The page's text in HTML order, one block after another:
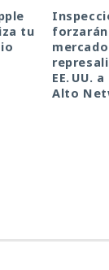
tu
EE. UU.
Alto